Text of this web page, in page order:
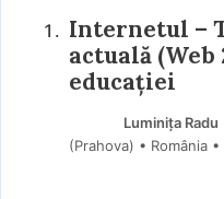
Internetul –
actuală
educației
Luminița Radu
(Prahova) • România